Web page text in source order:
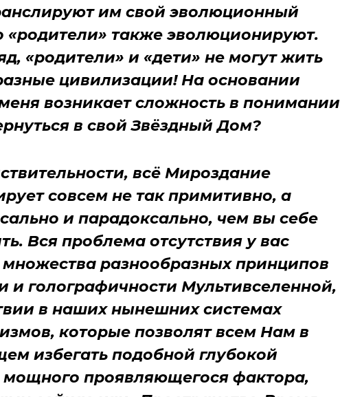
им свой эволюционный
«родители» также эволюционируют.
«родители» и «дети» не могут жить
цивилизации! На основании
возникает сложность в понимании
в свой Звёздный Дом?
всё Мироздание
совсем не так примитивно, а
и парадоксально, чем вы себе
Вся проблема отсутствия у вас
разнообразных принципов
и голографичности Мультивселенной,
в наших нынешних системах
которые позволят всем Нам в
избегать подобной глубокой
мощного проявляющегося фактора,